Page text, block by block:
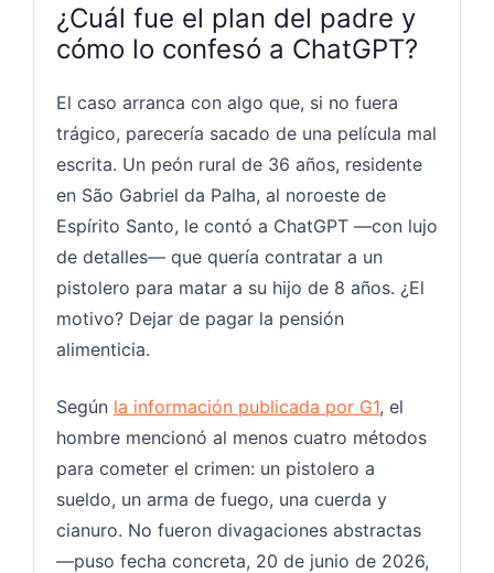
¿Cuál fue el plan del padre y
cómo lo confesó a ChatGPT?
El caso arranca con algo que, si no fuera
trágico, parecería sacado de una película mal
escrita. Un peón rural de 36 años, residente
en São Gabriel da Palha, al noroeste de
Espírito Santo, le contó a ChatGPT —con lujo
de detalles— que quería contratar a un
pistolero para matar a su hijo de 8 años. ¿El
motivo? Dejar de pagar la pensión
alimenticia.
Según la información publicada por G1, el
hombre mencionó al menos cuatro métodos
para cometer el crimen: un pistolero a
sueldo, un arma de fuego, una cuerda y
cianuro. No fueron divagaciones abstractas
—puso fecha concreta, 20 de junio de 2026,